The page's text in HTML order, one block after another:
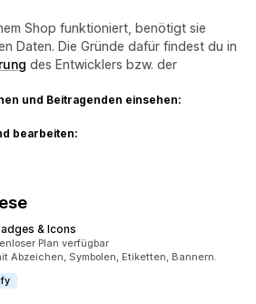
Shop funktioniert, benötigt sie
Daten. Die Gründe dafür findest du in
des Entwicklers bzw. der
und Beitragenden einsehen:
bearbeiten:
& Icons
insgesamtPlan verfügbar
Abzeichen, Symbolen, Etiketten, Bannern.